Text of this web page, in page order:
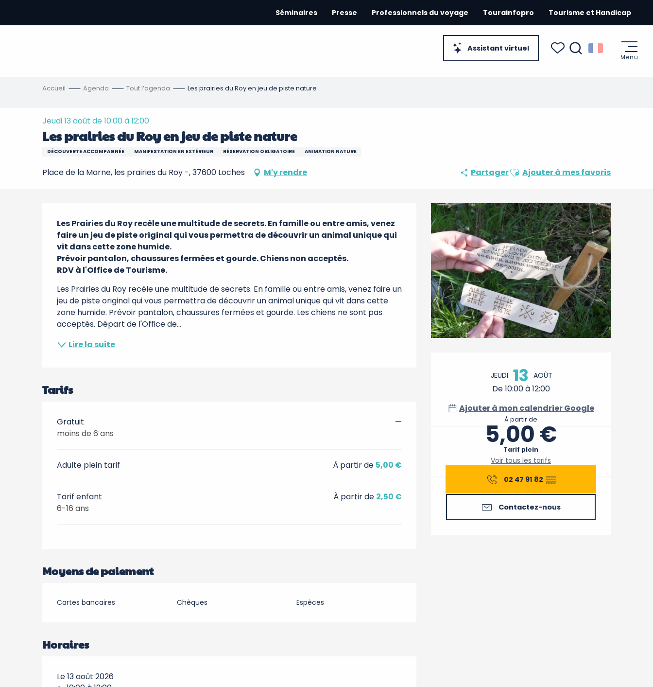
contenu
Assistant virtuel
Séminaires Presse Professionnels du voyage Tourainfopro Tourisme et Handicap
Menu
Accueil Agenda Tout l’agenda Les prairies du Roy en jeu de piste nature
Jeudi 13 août de 10:00 à 12:00
Les prairies du Roy en jeu de piste nature
DÉCOUVERTE ACCOMPAGNÉE MANIFESTATION EN EXTÉRIEUR RÉSERVATION OBLIGATOIRE ANIMATION NATURE
Place de la Marne, les prairies du Roy -, 37600 Loches M'y rendre PartagerAjouter aux favoris
Ajouter à mes favoris
Ouverture et
JEUDI 13 AOÛT
De 10:00 à 12:00
Ajouter à mon calendrier Google
À partir de
5,00 €
Tarif plein
Voir tous les tarifs
02 47 91 82 ▒▒
Contactez-nous
Description
Les Prairies du Roy recèle une multitude de secrets. En famille ou entre amis, venez
faire un jeu de piste original qui vous permettra de découvrir un animal unique qui
vit dans cette zone humide.
Prévoir pantalon, chaussures fermées et gourde. Chiens non acceptés.
RDV à l'Office de Tourisme.
Les Prairies du Roy recèle une multitude de secrets. En famille ou entre amis, venez faire un
jeu de piste original qui vous permettra de découvrir un animal unique qui vit dans cette
zone humide. Prévoir pantalon, chaussures fermées et gourde. Les chiens ne sont pas
acceptés. Départ de l'Office de...
Lire la suite
Tarifs
Gratuit
moins de 6 ans
—
Adulte plein tarif À partir de 5,00 €
Tarif enfant
6-16 ans
À partir de 2,50 €
Moyens de paiement
Cartes bancaires Chèques Espèces
Horaires
Le 13 août 2026